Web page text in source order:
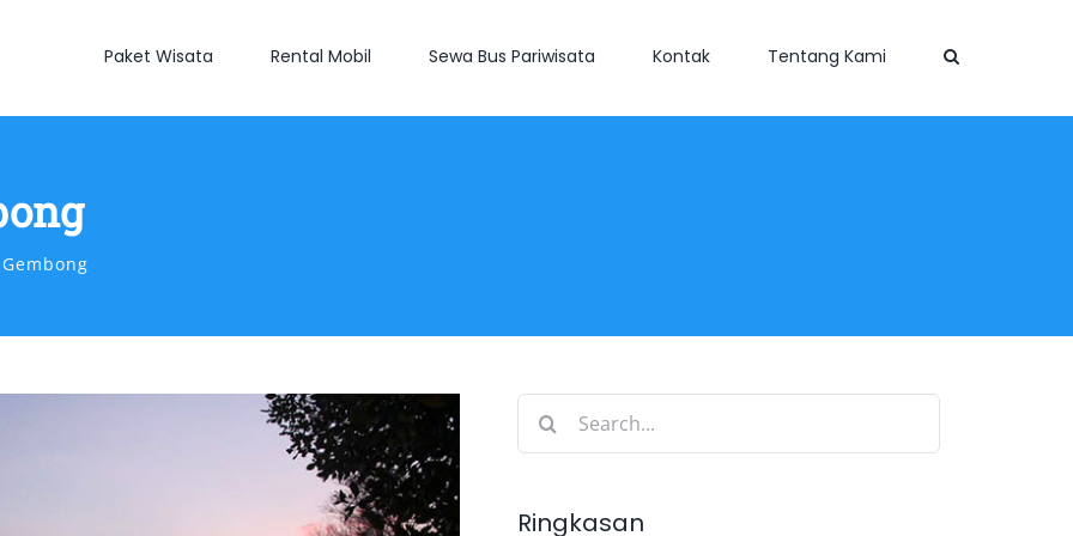
Paket Wisata Rental Mobil Sewa Bus Pariwisata Kontak Tentang Kami
Search
Ringkasan